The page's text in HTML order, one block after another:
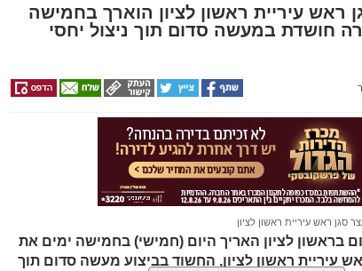
ראש עיריית ראשון לציון הוארך בחמישה
חושדת במעשה סדום תוך ניצול יחסי
סגן ראש עיריית ראשון לציון
בראשון לציון האריך היום (חמישי) בחמישה ימים את
עיריית ראשון לציון, החשוד בביצוע מעשה סדום תוך